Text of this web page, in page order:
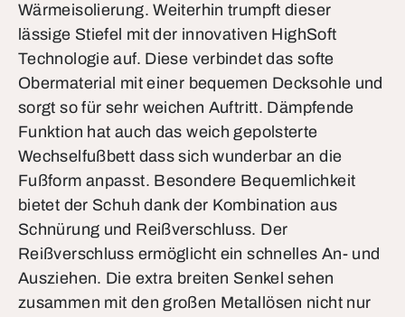
Wärmeisolierung. Weiterhin trumpft dieser
lässige Stiefel mit der innovativen HighSoft
Technologie auf. Diese verbindet das softe
Obermaterial mit einer bequemen Decksohle und
sorgt so für sehr weichen Auftritt. Dämpfende
Funktion hat auch das weich gepolsterte
Wechselfußbett dass sich wunderbar an die
Fußform anpasst. Besondere Bequemlichkeit
bietet der Schuh dank der Kombination aus
Schnürung und Reißverschluss. Der
Reißverschluss ermöglicht ein schnelles An- und
Ausziehen. Die extra breiten Senkel sehen
zusammen mit den großen Metallösen nicht nur